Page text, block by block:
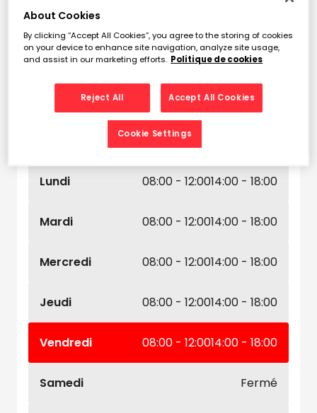
Horaires d'ouverture
Lundi 08:00 - 12:0014:00 - 18:00
Mardi 08:00 - 12:0014:00 - 18:00
Mercredi 08:00 - 12:0014:00 - 18:00
Jeudi 08:00 - 12:0014:00 - 18:00
Vendredi 08:00 - 12:0014:00 - 18:00
Samedi Fermé
Naviguer Itinéraire
About Cookies
By clicking “Accept All Cookies”, you agree to the storing of cookies
on your device to enhance site navigation, analyze site usage,
and assist in our marketing efforts. Politique de cookies
Reject All Accept All Cookies
Cookie Settings